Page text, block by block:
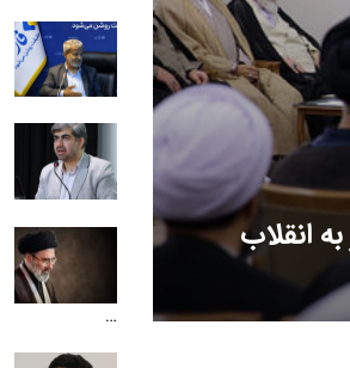
انقلاب
…